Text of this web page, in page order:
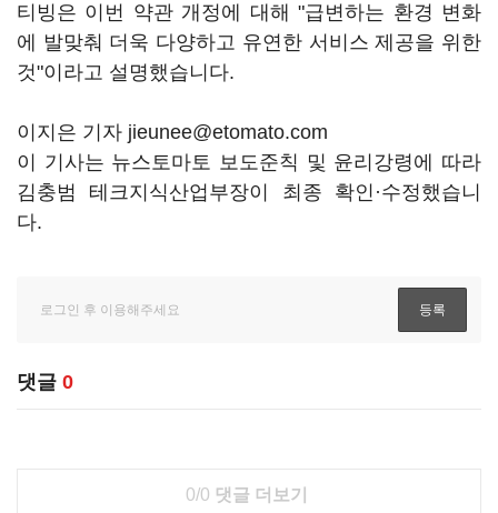
티빙은 이번 약관 개정에 대해 "급변하는 환경 변화
에 발맞춰 더욱 다양하고 유연한 서비스 제공을 위한
것"이라고 설명했습니다.
이지은 기자 jieunee@etomato.com
이 기사는 뉴스토마토 보도준칙 및 윤리강령에 따라
김충범 테크지식산업부장이 최종 확인·수정했습니
다.
댓글 0
0/0 댓글 더보기